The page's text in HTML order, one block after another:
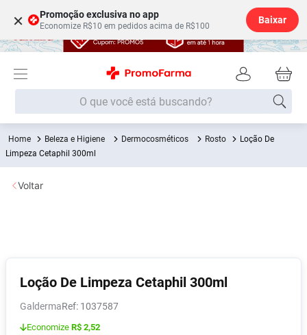
× Promoção exclusiva no app
Economize R$10 em pedidos acima de R$100
Baixar
O que você está buscando?
Beleza e Higiene Dermocosméticos Rosto
Loção De
Limpeza Cetaphil 300ml
Loção De Limpeza Cetaphil 300ml
Galderma : 1037587
Economize R$ 2,52
Voltar
Termos mais buscados
1º Fralda
2
5º Fralda G
6º Shampoo
7º Desodorante
8º Absorvente